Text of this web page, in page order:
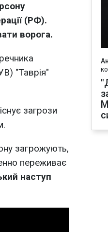
(РФ).
ворога.
"Таврія"
загрози
загрожують,
переживає
наступ